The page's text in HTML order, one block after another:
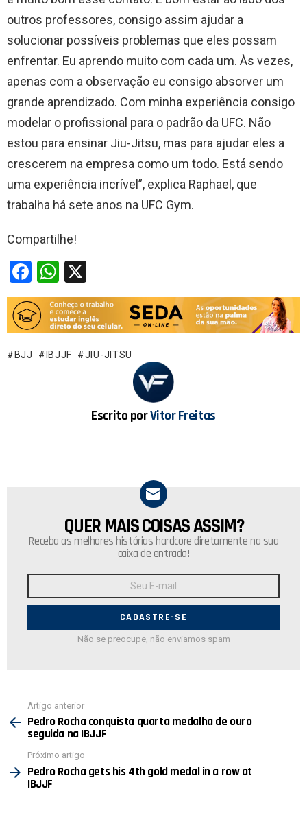
outros professores, consigo assim ajudar a
solucionar possíveis problemas que eles possam
enfrentar. Eu aprendo muito com cada um. Às vezes,
apenas com a observação eu consigo absorver um
grande aprendizado. Com minha experiência consigo
modelar o profissional para o padrão da UFC. Não
estou para ensinar Jiu-Jitsu, mas para ajudar eles a
crescerem na empresa como um todo. Está sendo
uma experiência incrível”, explica Raphael, que
trabalha há sete anos na UFC Gym.
Compartilhe!
F
a
ce
b
o
W
h
at
s
A
BJJ IBJJF JIU-JITSU
Escrito porVitor Freitas
NEWSLETTER
QUER MAIS COISAS ASSIM?
Receba as melhores histórias hardcore diretamente na sua
caixa de entrada!
E-
Não se preocupe, não enviamos spam
mais
Artigo anterior
Pedro Rocha conquista quarta medalha de ouro
seguida na IBJJF
Próximo artigo
Pedro Rocha gets his 4th gold medal in a row at
IBJJF